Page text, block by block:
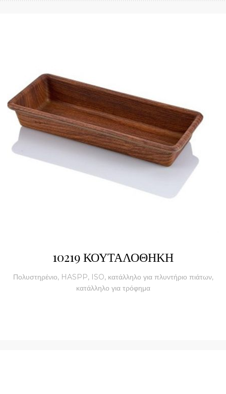
10219 ΚΟΥΤΑΛΟΘΗΚΗ
Πολυστηρένιο, HASPP, ISO, κατάλληλο για πλυντήριο πιάτων,
κατάλληλο για τρόφημα